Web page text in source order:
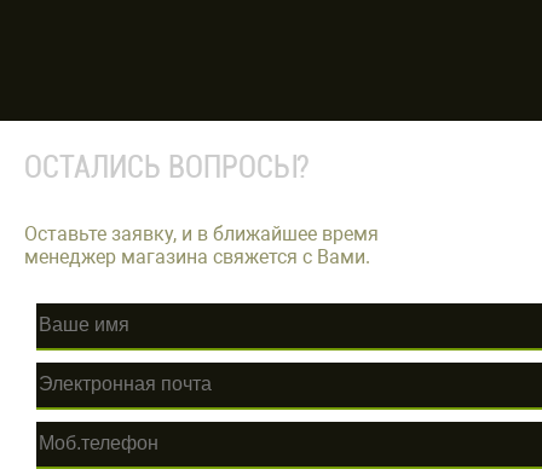
ОСТАЛИСЬ ВОПРОСЫ?
Оставьте заявку, и в ближайшее время
менеджер магазина свяжется с Вами.